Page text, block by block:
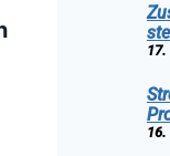
17.
16.